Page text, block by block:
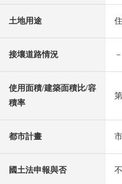
土地用途
接壤道路情況 －
使用面積/建築面積比/容
積率
都市計畫
國土法申報與否 不